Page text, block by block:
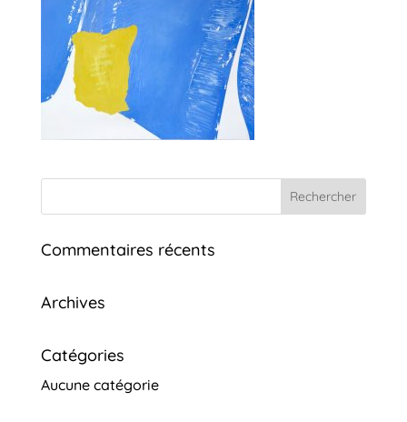
Commentaires récents
Archives
Catégories
Aucune catégorie